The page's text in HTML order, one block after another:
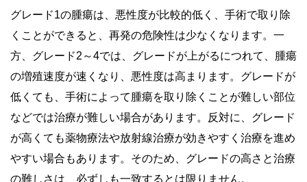
グレード1の腫瘍は、悪性度が比較的低く、手術で取り除
くことができると、再発の危険性は少なくなります。一
方、グレード2～4では、グレードが上がるにつれて、腫瘍
の増殖速度が速くなり、悪性度は高まります。グレードが
低くても、手術によって腫瘍を取り除くことが難しい部位
などでは治療が難しい場合があります。反対に、グレード
が高くても薬物療法や放射線治療が効きやすく治療を進め
やすい場合もあります。そのため、グレードの高さと治療
の難しさは、必ずしも一致するとは限りません。